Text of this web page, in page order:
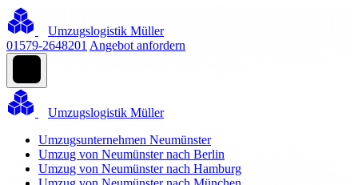
Umzugslogistik Müller
01579-2648201 Angebot anfordern
Umzugslogistik Müller
Umzugsunternehmen Neumünster
Umzug von Neumünster nach Berlin
Umzug von Neumünster nach Hamburg